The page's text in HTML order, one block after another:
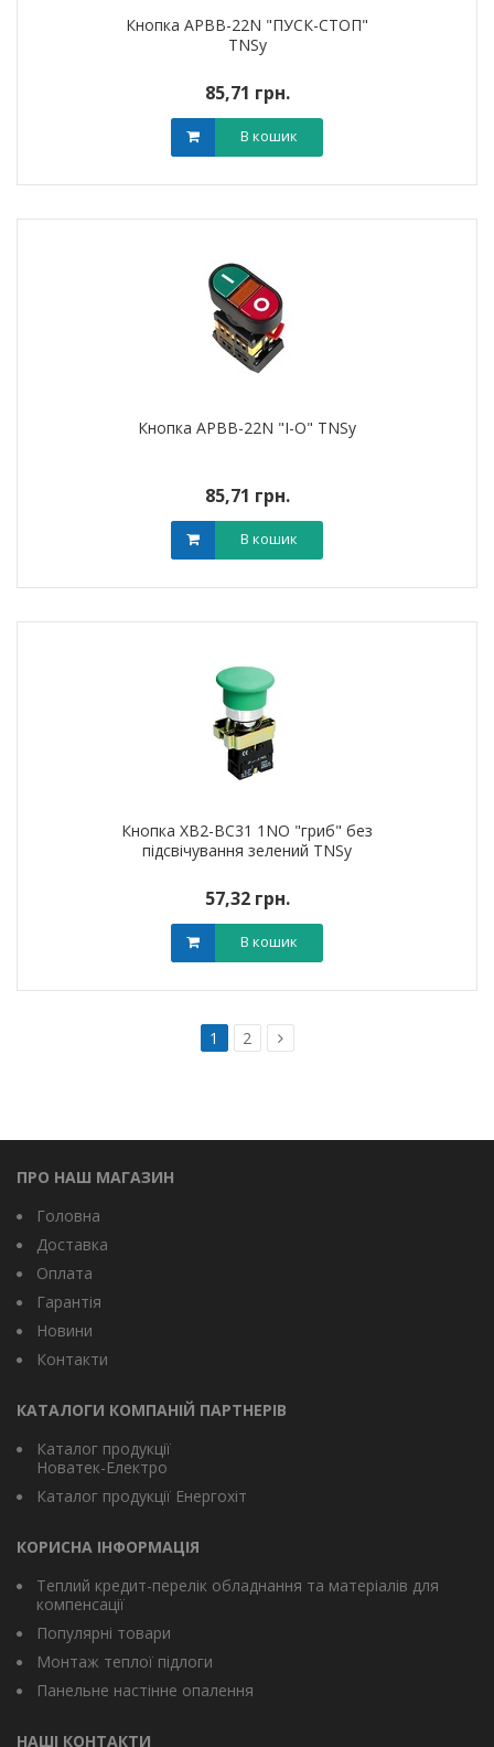
Кнопка APBB-22N "ПУСК-СТОП"
TNSy
85,71 грн.
В кошик
Кнопка APBB-22N "I-O" TNSy
85,71 грн.
В кошик
Кнопка XB2-BC31 1NO "гриб" без
підсвічування зелений TNSy
57,32 грн.
В кошик
1 2
ПРО НАШ МАГАЗИН
Головна
Доставка
Оплата
Гарантія
Новини
Контакти
КАТАЛОГИ КОМПАНІЙ ПАРТНЕРІВ
Каталог продукції
Новатек-Електро
Каталог продукції Енергохіт
КОРИСНА ІНФОРМАЦІЯ
Теплий кредит-перелік обладнання та матеріалів для
компенсації
Популярні товари
Монтаж теплої підлоги
Панельне настінне опалення
НАШІ КОНТАКТИ